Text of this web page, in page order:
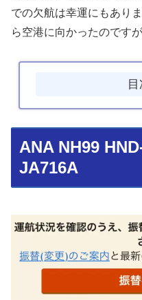
での欠航は幸運にもあり
ら空港に向かったのです
ANA NH99
JA716A